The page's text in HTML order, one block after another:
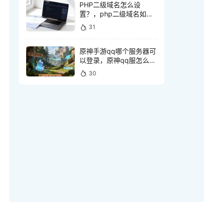
PHP二级域名怎么设
置？，php二级域名如何
配置31
原神手游qq哪个服务器可
以登录，原神qq服怎么登
录
30